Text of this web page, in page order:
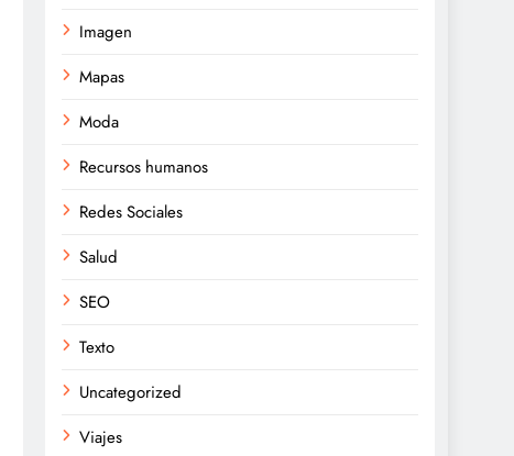
Imagen
Mapas
Moda
Recursos humanos
Redes Sociales
Salud
SEO
Texto
Uncategorized
Viajes